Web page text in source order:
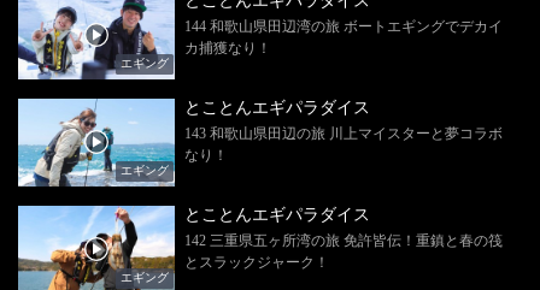
エギング
144 和歌山県田辺湾の旅 ボートエギングでデカイ
カ捕獲なり！
エギング
とことんエギパラダイス
143 和歌山県田辺の旅 川上マイスターと夢コラボ
なり！
エギング
とことんエギパラダイス
142 三重県五ヶ所湾の旅 免許皆伝！重鎮と春の筏
とスラックジャーク！